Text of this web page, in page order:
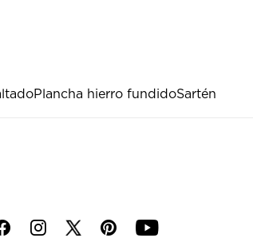
Plancha hierro fundidoSartén
i p y